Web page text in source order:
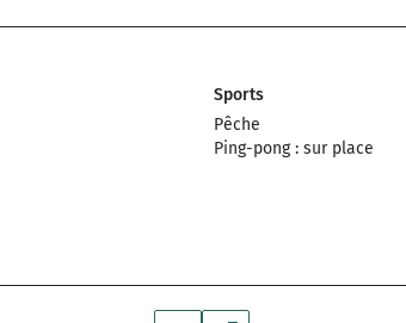
Sports
Pêche
Ping-pong : sur place